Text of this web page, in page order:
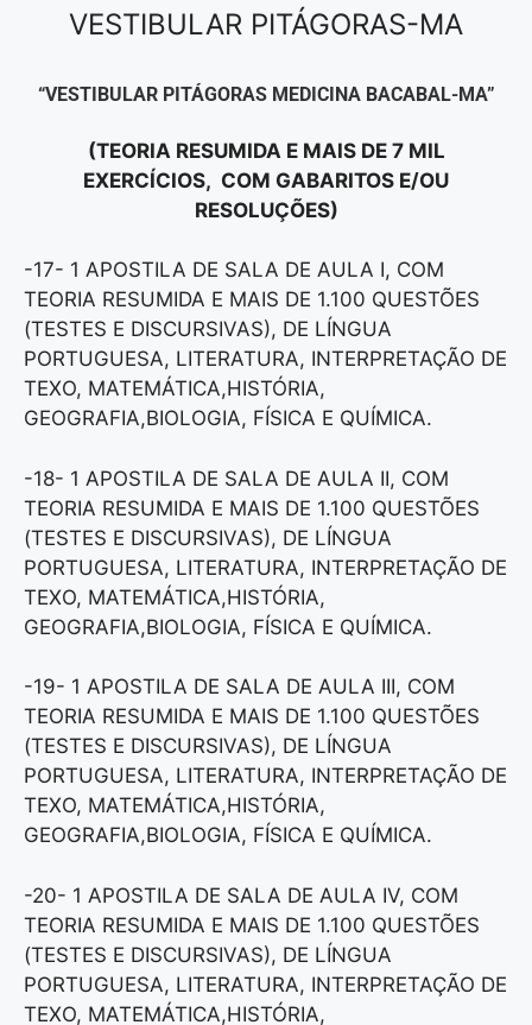
VESTIBULAR PITÁGORAS-MA
“VESTIBULAR PITÁGORAS MEDICINA BACABAL-MA”
(TEORIA RESUMIDA E MAIS DE 7 MIL
EXERCÍCIOS, COM GABARITOS E/OU
RESOLUÇÕES)
-17- 1 APOSTILA DE SALA DE AULA I, COM
TEORIA RESUMIDA E MAIS DE 1.100 QUESTÕES
(TESTES E DISCURSIVAS), DE LÍNGUA
PORTUGUESA, LITERATURA, INTERPRETAÇÃO DE
TEXO, MATEMÁTICA,HISTÓRIA,
GEOGRAFIA,BIOLOGIA, FÍSICA E QUÍMICA.
-18- 1 APOSTILA DE SALA DE AULA II, COM
TEORIA RESUMIDA E MAIS DE 1.100 QUESTÕES
(TESTES E DISCURSIVAS), DE LÍNGUA
PORTUGUESA, LITERATURA, INTERPRETAÇÃO DE
TEXO, MATEMÁTICA,HISTÓRIA,
GEOGRAFIA,BIOLOGIA, FÍSICA E QUÍMICA.
-19- 1 APOSTILA DE SALA DE AULA III, COM
TEORIA RESUMIDA E MAIS DE 1.100 QUESTÕES
(TESTES E DISCURSIVAS), DE LÍNGUA
PORTUGUESA, LITERATURA, INTERPRETAÇÃO DE
TEXO, MATEMÁTICA,HISTÓRIA,
GEOGRAFIA,BIOLOGIA, FÍSICA E QUÍMICA.
-20- 1 APOSTILA DE SALA DE AULA IV, COM
TEORIA RESUMIDA E MAIS DE 1.100 QUESTÕES
(TESTES E DISCURSIVAS), DE LÍNGUA
PORTUGUESA, LITERATURA, INTERPRETAÇÃO DE
TEXO, MATEMÁTICA,HISTÓRIA,